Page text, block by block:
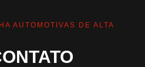
AUTOMOTIVAS DE ALTA